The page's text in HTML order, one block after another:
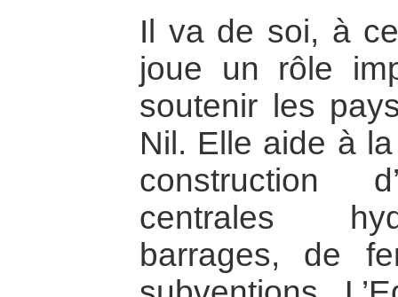
Il va de soi, à
joue un rôle
soutenir les
Nil. Elle aide à
construction
centrales
barrages, de